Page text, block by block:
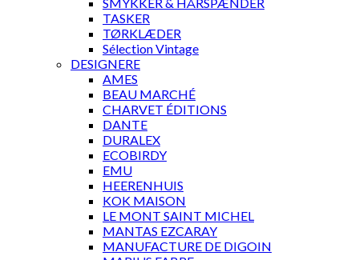
TASKER
TØRKLÆDER
Sélection Vintage
DESIGNERE
AMES
BEAU MARCHÉ
CHARVET ÉDITIONS
DANTE
DURALEX
ECOBIRDY
EMU
HEERENHUIS
KOK MAISON
LE MONT SAINT MICHEL
MANTAS EZCARAY
MANUFACTURE DE DIGOIN